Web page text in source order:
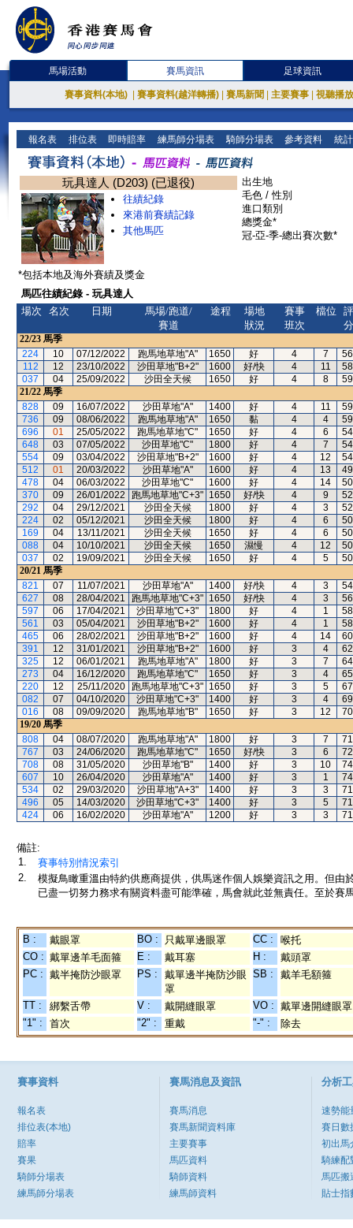
馬場活動 賽馬資訊 足球資訊
賽事資料(本地) 賽事資料(越洋轉播) 賽馬新聞 主要賽事 視聽播
報名表 排位表 即時賠率 練馬師分場表 騎師分場表 參考資料 統
玩具達人 (D203) (已退役)
往績紀錄
來港前賽績記錄
其他馬匹
出生地
毛色 / 性別
進口類別
總獎金*
冠-亞-季-總出賽次數*
*包括本地及海外賽績及獎金
馬匹往績紀錄 - 玩具達人
場次
名次 日期
馬場/跑道/
賽道
途程
場地
狀況
賽事
班次
檔位
評
分
22/23 馬季
224
10 07/12/2022 跑馬地草地"A" 1650 好 4 7
56
112
12 23/10/2022 沙田草地"B+2" 1600 好/快 4 11
58
037
04 25/09/2022 沙田全天候 1650 好 4 8
59
21/22 馬季
828
09 16/07/2022 沙田草地"A" 1400 好 4 11
59
736
09 08/06/2022 跑馬地草地"A" 1650 黏 4 4
59
696
01 25/05/2022 跑馬地草地"C" 1650 好 4 6
54
648
03 07/05/2022 沙田草地"C" 1800 好 4 7
54
554
09 03/04/2022 沙田草地"B+2" 1600 好 4 12
54
512
01 20/03/2022 沙田草地"A" 1600 好 4 13
49
478
04 06/03/2022 沙田草地"C" 1600 好 4 14
50
370
09 26/01/2022 跑馬地草地"C+3" 1650 好/快 4 9
52
292
04 29/12/2021 沙田全天候 1800 好 4 3
52
224
02 05/12/2021 沙田全天候 1800 好 4 6
50
169
04 13/11/2021 沙田全天候 1650 好 4 6
50
088
04 10/10/2021 沙田全天候 1650 濕慢 4 12
50
037
02 19/09/2021 沙田全天候 1650 好 4 5
50
20/21 馬季
821
07 11/07/2021 沙田草地"A" 1400 好/快 4 3
54
627
08 28/04/2021 跑馬地草地"C+3" 1650 好/快 4 3
56
597
06 17/04/2021 沙田草地"C+3" 1800 好 4 1
58
561
03 05/04/2021 沙田草地"B+2" 1600 好 4 1
58
465
06 28/02/2021 沙田草地"B+2" 1600 好 4 14
60
391
12 31/01/2021 沙田草地"B+2" 1600 好 3 4
62
325
12 06/01/2021 跑馬地草地"A" 1800 好 3 7
64
273
04 16/12/2020 跑馬地草地"C" 1650 好 3 4
65
220
12 25/11/2020 跑馬地草地"C+3" 1650 好 3 5
67
082
07 04/10/2020 沙田草地"C+3" 1400 好 3 4
69
016
08 09/09/2020 跑馬地草地"B" 1650 好 3 12
70
19/20 馬季
808
04 08/07/2020 跑馬地草地"A" 1800 好 3 7
71
767
03 24/06/2020 跑馬地草地"C" 1650 好/快 3 6
72
708
08 31/05/2020 沙田草地"B" 1400 好 3 10
74
607
10 26/04/2020 沙田草地"A" 1400 好 3 1
74
534
02 29/03/2020 沙田草地"A+3" 1400 好 3 3
71
496
05 14/03/2020 沙田草地"C+3" 1400 好 3 5
71
424
06 16/02/2020 沙田草地"A" 1200 好 3 3 71
備註:
1.
賽事特別情況索引
2.
模擬鳥瞰重溫由特約供應商提供，供馬迷作個人娛樂資訊之用。但
已盡一切努力務求有關資料盡可能準確，馬會就此並無責任。至於賽
B : 戴眼罩 BO : 只戴單邊眼罩 CC :
喉托
CO : 戴單邊羊毛面箍 E : 戴耳塞 H :
戴頭罩
PC : 戴半掩防沙眼罩 PS :
戴單邊半掩防沙眼
罩
SB : 戴羊毛額箍
TT : 綁繫舌帶 V : 戴開縫眼罩 VO : 戴單邊開縫眼罩
"1" :
首次 "2" : 重戴 "-" : 除去
賽事資料
報名表
排位表(本地)
賠率
賽果
騎師分場表
練馬師分場表
賽馬消息及資訊
賽馬消息
賽馬新聞資料庫
主要賽事
馬匹資料
騎師資料
練馬師資料
分析
速勢能
賽日數
初出馬
騎練配
馬匹搬
貼士指